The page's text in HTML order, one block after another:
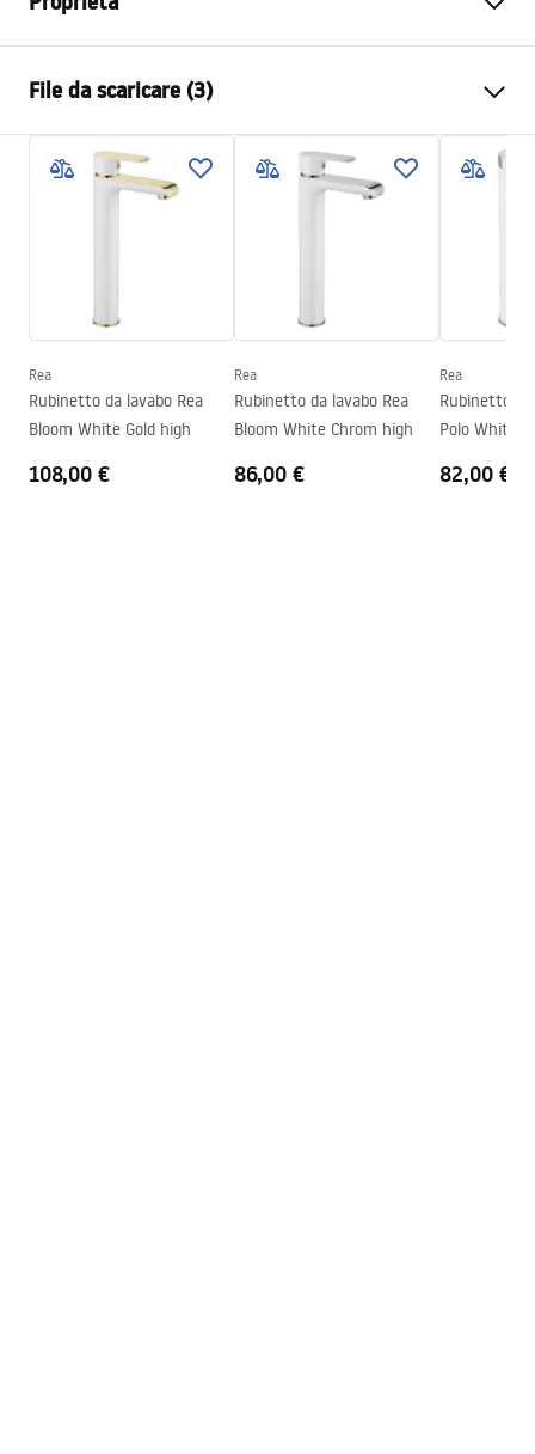
Metodo di installazione
Colore
Bianco, Bianco/Argento
Tipo di bocca
Fissa
Tecnologia del rivestimento
Electroplating
Diametro di connessione
Garanzia
5 anni
File da scaricare (3)
Condizioni di garanzia
Warranty_Terms_and_Conditions_Faucets_-_5.pdf
Informazioni sulla sicurezza
Rea
Rubinetto da lavabo Rea
Bloom White Gold high
108,00 €
Rea
Rubinetto da lavabo Rea
Bloom White Chrom high
86,00 €
Rea
Rubinetto
Polo White
82,00 €